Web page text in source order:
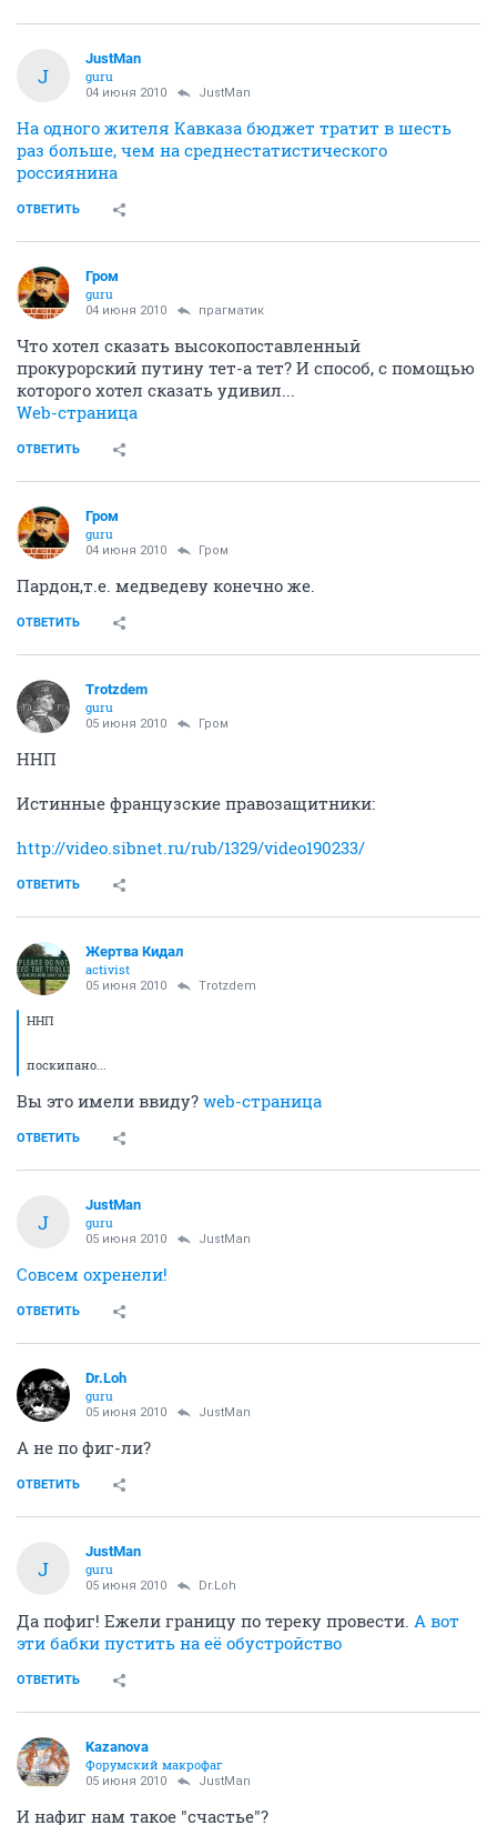
J
JustMan
guru
04 июня 2010 JustMan
На одного жителя Кавказа бюджет тратит в шесть
раз больше, чем на среднестатистического
россиянина
ОТВЕТИТЬ
Гром
guru
04 июня 2010 прагматик
Что хотел сказать высокопоставленный
прокурорский путину тет-а тет? И способ, с помощью
которого хотел сказать удивил...
Web-страница
ОТВЕТИТЬ
Гром
guru
04 июня 2010 Гром
Пардон,т.е. медведеву конечно же.
ОТВЕТИТЬ
Trotzdem
guru
05 июня 2010 Гром
ННП
Истинные французские правозащитники:
http://video.sibnet.ru/rub/1329/video190233/
ОТВЕТИТЬ
Жертва Кидал
activist
05 июня 2010 Trotzdem
ННП
поскипано...
Вы это имели ввиду? web-страница
ОТВЕТИТЬ
J
JustMan
guru
05 июня 2010 JustMan
Совсем охренели!
ОТВЕТИТЬ
Dr.Loh
guru
05 июня 2010 JustMan
А не по фиг-ли?
ОТВЕТИТЬ
J
JustMan
guru
05 июня 2010 Dr.Loh
Да пофиг! Ежели границу по тереку провести. А вот
эти бабки пустить на её обустройство
ОТВЕТИТЬ
Kazanova
Форумский макрофаг
05 июня 2010 JustMan
И нафиг нам такое "счастье"?